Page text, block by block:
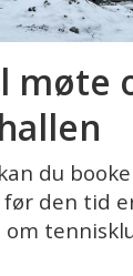
møte
du
den tid